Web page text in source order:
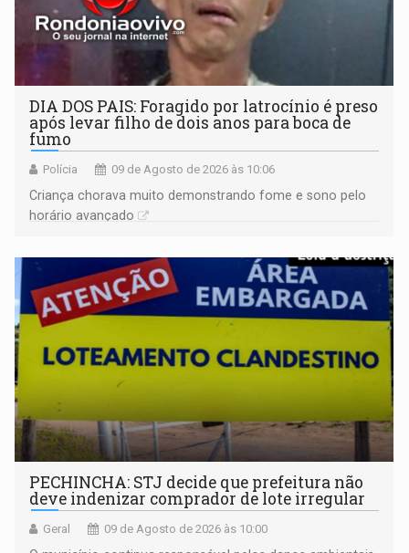
DIA DOS PAIS: Foragido por latrocínio é preso
após levar filho de dois anos para boca de
fumo
Polícia 09 de Agosto de 2026 às 10:06
Criança chorava muito demonstrando fome e sono pelo
horário avançado
PECHINCHA: STJ decide que prefeitura não
deve indenizar comprador de lote irregular
Geral 09 de Agosto de 2026 às 10:00